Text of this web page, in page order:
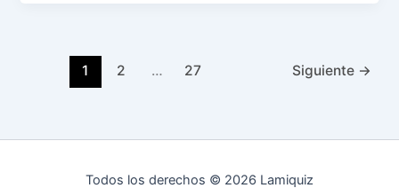
1 2 … 27 Siguiente →
Todos los derechos © 2026 Lamiquiz